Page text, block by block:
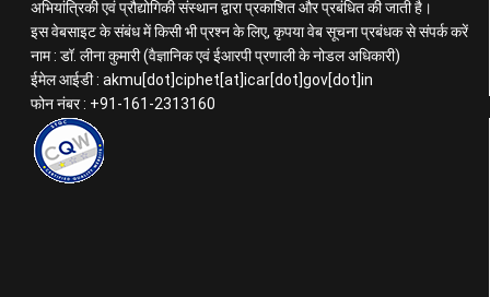
अभियांत्रिकी एवं प्रौद्योगिकी संस्थान द्वारा प्रकाशित और प्रबंधित की जाती है।
इस वेबसाइट के संबंध में किसी भी प्रश्न के लिए, कृपया वेब सूचना प्रबंधक से संपर्क करें
नाम : डॉ. लीना कुमारी (वैज्ञानिक एवं ईआरपी प्रणाली के नोडल अधिकारी)
ईमेल आईडी : akmu[dot]ciphet[at]icar[dot]gov[dot]in
फोन नंबर : +91-161-2313160